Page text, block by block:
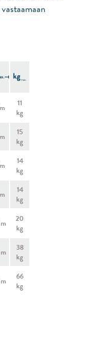
11
kg
15
kg
14
kg
14
kg
20
kg
38
kg
66
kg